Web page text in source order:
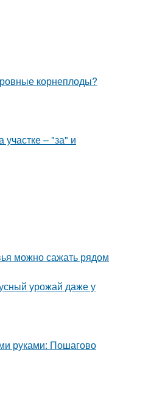
корнеплоды?
– "за" и
можно сажать рядом
урожай даже у
руками: Пошагово